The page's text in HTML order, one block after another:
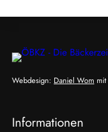
Webdesign: Daniel Wom mit
Informationen